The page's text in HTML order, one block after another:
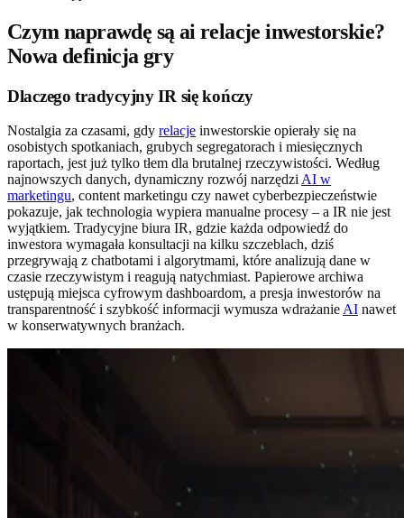
Czym naprawdę są ai relacje inwestorskie?
Nowa definicja gry
Dlaczego tradycyjny IR się kończy
Nostalgia za czasami, gdy relacje inwestorskie opierały się na
osobistych spotkaniach, grubych segregatorach i miesięcznych
raportach, jest już tylko tłem dla brutalnej rzeczywistości. Według
najnowszych danych, dynamiczny rozwój narzędzi AI w
marketingu, content marketingu czy nawet cyberbezpieczeństwie
pokazuje, jak technologia wypiera manualne procesy – a IR nie jest
wyjątkiem. Tradycyjne biura IR, gdzie każda odpowiedź do
inwestora wymagała konsultacji na kilku szczeblach, dziś
przegrywają z chatbotami i algorytmami, które analizują dane w
czasie rzeczywistym i reagują natychmiast. Papierowe archiwa
ustępują miejsca cyfrowym dashboardom, a presja inwestorów na
transparentność i szybkość informacji wymusza wdrażanie AI nawet
w konserwatywnych branżach.